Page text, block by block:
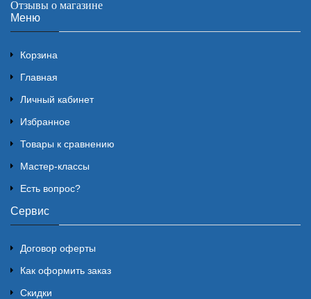
Отзывы о магазине
Меню
Корзина
Главная
Личный кабинет
Избранное
Товары к сравнению
Мастер-классы
Есть вопрос?
Сервис
Договор оферты
Как оформить заказ
Скидки